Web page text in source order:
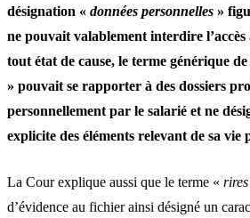
désignation « données personnelles »
ne pouvait valablement interdire l’accès
tout état de cause, le terme générique
» pouvait se rapporter à des dossiers
personnellement par le salarié et ne
explicite des éléments relevant de sa vie
La Cour explique aussi que le terme « rires
d’évidence au fichier ainsi désigné un